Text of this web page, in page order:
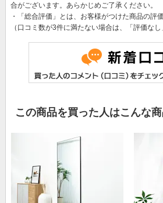
合がございます。あらかじめご了承ください。
・「総合評価」とは、お客様がつけた商品の評
（口コミ数が3件に満たない場合は、「評価なし
この商品を買った人はこんな